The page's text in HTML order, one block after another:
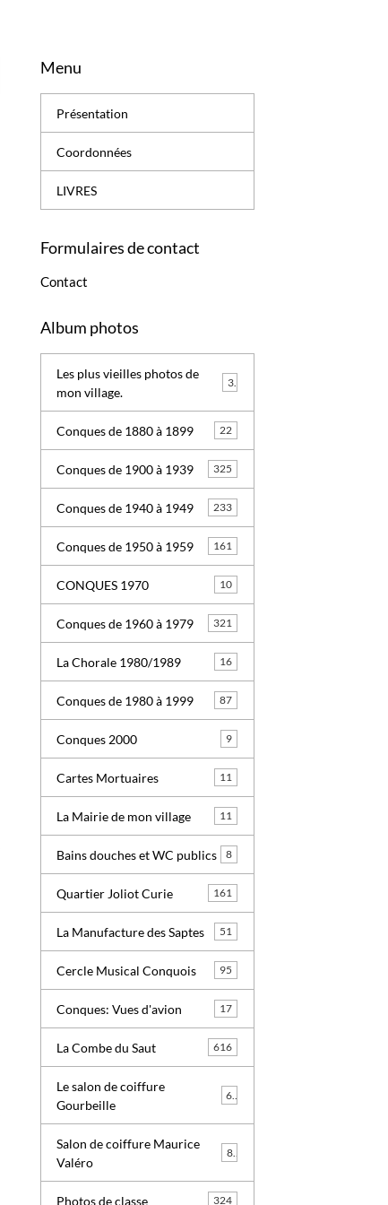
Menu
Présentation
Coordonnées
LIVRES
Formulaires de contact
Contact
Album photos
Les plus vieilles photos de
mon village.
3
Conques de 1880 à 1899 22
Conques de 1900 à 1939 325
Conques de 1940 à 1949 233
Conques de 1950 à 1959 161
CONQUES 1970 10
Conques de 1960 à 1979 321
La Chorale 1980/1989 16
Conques de 1980 à 1999 87
Conques 2000 9
Cartes Mortuaires 11
La Mairie de mon village 11
Bains douches et WC publics 8
Quartier Joliot Curie 161
La Manufacture des Saptes 51
Cercle Musical Conquois 95
Conques: Vues d'avion 17
La Combe du Saut 616
Le salon de coiffure
Gourbeille
Salon de coiffure Maurice
Valéro
8
Photos de classe 324